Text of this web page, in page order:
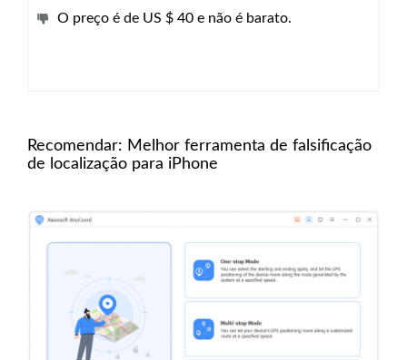
O preço é de US $ 40 e não é barato.
Recomendar: Melhor ferramenta de falsificação
de localização para iPhone